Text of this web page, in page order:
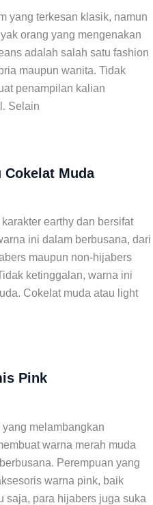
yang terkesan klasik, namun
orang yang mengenakan
adalah salah satu fashion
maupun wanita. Tidak
penampilan kalian
Selain
Muda
earthy dan bersifat
ini dalam berbusana, dari
maupun non-hijabers
ketinggalan, warna ini
Cokelat muda atau light
Pink
melambangkan
warna merah muda
Perempuan yang
warna pink, baik
saja, para hijabers juga suka